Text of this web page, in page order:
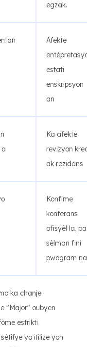
egzak.
Afekte
estati
enskripsyon
an
Ka afekte
revizyon
ak rezidans
Konfime
konferans
ofisyèl la, pa
sèlman fini
pwogram
ka chanje
"Major" oubyen
estrikti
yo itilize yon